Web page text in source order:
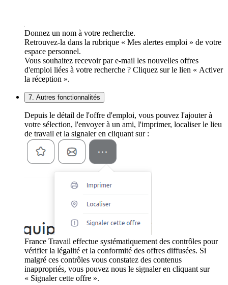
Donnez un nom à votre recherche.
Retrouvez-la dans la rubrique « Mes alertes emploi » de votre
espace personnel.
Vous souhaitez recevoir par e-mail les nouvelles offres
d'emploi liées à votre recherche ? Cliquez sur le lien « Activer
la réception ».
7. Autres fonctionnalités
Depuis le détail de l'offre d'emploi, vous pouvez l'ajouter à
votre sélection, l'envoyer à un ami, l'imprimer, localiser le lieu
de travail et la signaler en cliquant sur :
France Travail effectue systématiquement des contrôles pour
vérifier la légalité et la conformité des offres diffusées. Si
malgré ces contrôles vous constatez des contenus
inappropriés, vous pouvez nous le signaler en cliquant sur
« Signaler cette offre ».